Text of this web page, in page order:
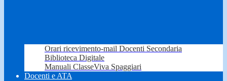
Orari ricevimento-mail Docenti Secondaria
Biblioteca Digitale
Manuali ClasseViva Spaggiari
Docenti e ATA